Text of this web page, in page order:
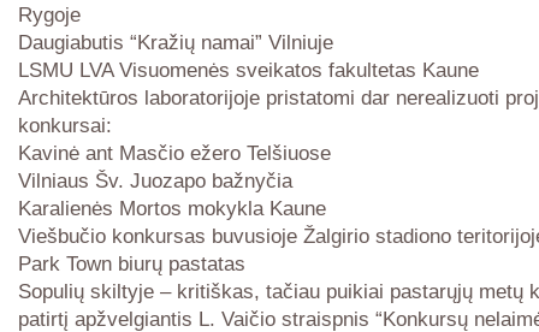
Rygoje
Daugiabutis “Kražių namai” Vilniuje
LSMU LVA Visuomenės sveikatos fakultetas Kaune
Architektūros laboratorijoje pristatomi dar nerealizuoti
konkursai:
Kavinė ant Masčio ežero Telšiuose
Vilniaus Šv. Juozapo bažnyčia
Karalienės Mortos mokykla Kaune
Viešbučio konkursas buvusioje Žalgirio stadiono
Park Town biurų pastatas
Sopulių skiltyje – kritiškas, tačiau puikiai pastarųjų metų
patirtį apžvelgiantis L. Vaičio straispnis “Konkursų